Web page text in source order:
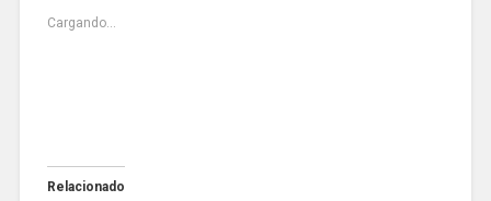
Cargando...
Relacionado